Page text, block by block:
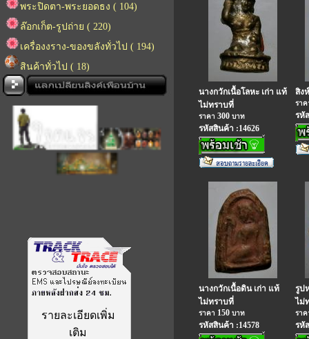
พระปิดตา-พระยอดธง ( 104)
ล๊อกเก็ต-รูปถ่าย ( 220)
เครื่องงราง-ของขลังทั่วไป ( 194)
สินค้าทั่วไป ( 18)
รายละเอียดเพิ่ม
เติม
นางกวักเนื้อโลหะ เก่า แท้
ไม่ทราบที่
ราคา 300 บาท
รหัสสินค้า :14626
สิง
รา
รหั
นางกวักเนื้อดิน เก่า แท้
ไม่ทราบที่
ราคา 150 บาท
รหัสสินค้า :14578
รูป
ไม่
รา
รหั